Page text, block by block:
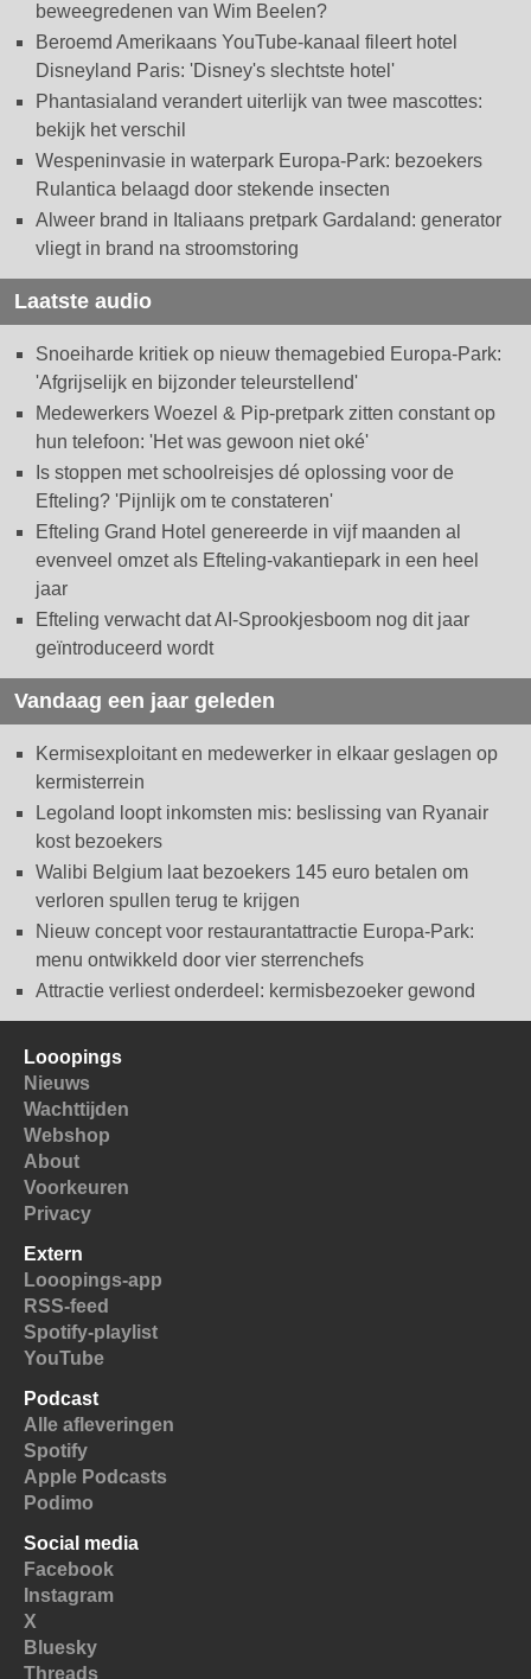
beweegredenen van Wim Beelen?
Beroemd Amerikaans YouTube-kanaal fileert hotel
Disneyland Paris: 'Disney's slechtste hotel'
Phantasialand verandert uiterlijk van twee mascottes:
bekijk het verschil
Wespeninvasie in waterpark Europa-Park: bezoekers
Rulantica belaagd door stekende insecten
Alweer brand in Italiaans pretpark Gardaland: generator
vliegt in brand na stroomstoring
Laatste audio
Snoeiharde kritiek op nieuw themagebied Europa-Park:
'Afgrijselijk en bijzonder teleurstellend'
Medewerkers Woezel & Pip-pretpark zitten constant op
hun telefoon: 'Het was gewoon niet oké'
Is stoppen met schoolreisjes dé oplossing voor de
Efteling? 'Pijnlijk om te constateren'
Efteling Grand Hotel genereerde in vijf maanden al
evenveel omzet als Efteling-vakantiepark in een heel
jaar
Efteling verwacht dat AI-Sprookjesboom nog dit jaar
geïntroduceerd wordt
Vandaag een jaar geleden
Kermisexploitant en medewerker in elkaar geslagen op
kermisterrein
Legoland loopt inkomsten mis: beslissing van Ryanair
kost bezoekers
Walibi Belgium laat bezoekers 145 euro betalen om
verloren spullen terug te krijgen
Nieuw concept voor restaurantattractie Europa-Park:
menu ontwikkeld door vier sterrenchefs
Attractie verliest onderdeel: kermisbezoeker gewond
Looopings
Nieuws
Wachttijden
Webshop
About
Voorkeuren
Privacy
Extern
Looopings-app
RSS-feed
Spotify-playlist
YouTube
Podcast
Alle afleveringen
Spotify
Apple Podcasts
Podimo
Social media
Facebook
Instagram
X
Bluesky
Threads